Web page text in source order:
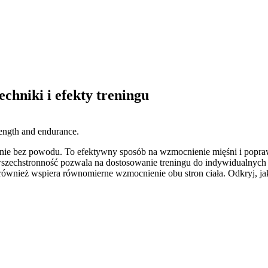
i efekty treningu
bez powodu. To efektywny sposób na wzmocnienie mięśni i
pozwala na dostosowanie treningu do
wspiera równomierne wzmocnienie obu stron ciała. Odkryj,